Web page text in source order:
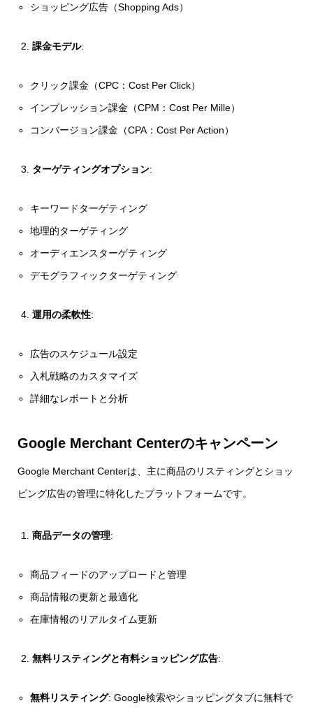
ショッピング広告（Shopping Ads）
課金モデル:
クリック課金（CPC：Cost Per Click）
インプレッション課金（CPM：Cost Per Mille）
コンバージョン課金（CPA：Cost Per Action）
ターゲティングオプション:
キーワードターゲティング
地理的ターゲティング
オーディエンスターゲティング
デモグラフィックターゲティング
運用の柔軟性:
広告のスケジュール設定
入札戦略のカスタマイズ
詳細なレポートと分析
Google Merchant Centerのキャンペーン
Google Merchant Centerは、主に商品のリスティングとショッ
ピング広告の管理に特化したプラットフォームです。
商品データの管理:
商品フィードのアップロードと管理
商品情報の更新と最適化
在庫情報のリアルタイム更新
無料リスティングと有料ショッピング広告:
無料リスティング: Google検索やショッピングタブに無料で